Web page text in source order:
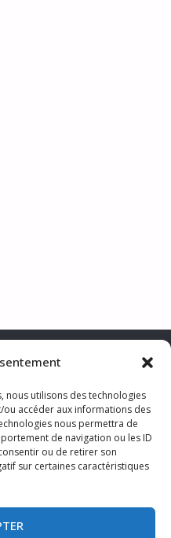
nous utilisons des technologies
accéder aux informations des
nous permettra de
de navigation ou les ID
ou de retirer son
sur certaines caractéristiques
DONNÉES PERSONNELLES
Lille Nord